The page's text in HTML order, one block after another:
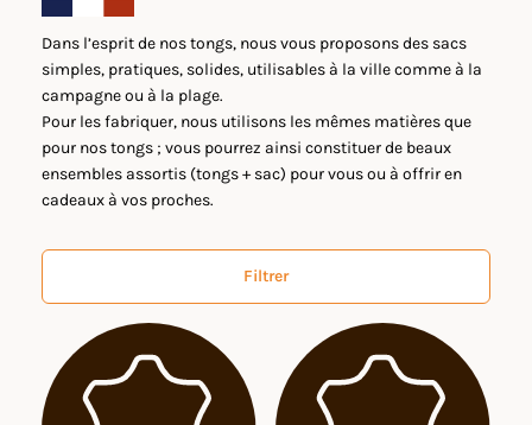
Dans l’esprit de nos tongs, nous vous proposons des sacs
simples, pratiques, solides, utilisables à la ville comme à la
campagne ou à la plage.
Pour les fabriquer, nous utilisons les mêmes matières que
pour nos tongs ; vous pourrez ainsi constituer de beaux
ensembles assortis (tongs + sac) pour vous ou à offrir en
cadeaux à vos proches.
Filtrer